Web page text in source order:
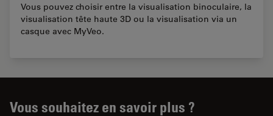
Vous pouvez choisir entre la visualisation binoculaire, la
visualisation tête haute 3D ou la visualisation via un
casque avec MyVeo.
Vous souhaitez en savoir plus ?